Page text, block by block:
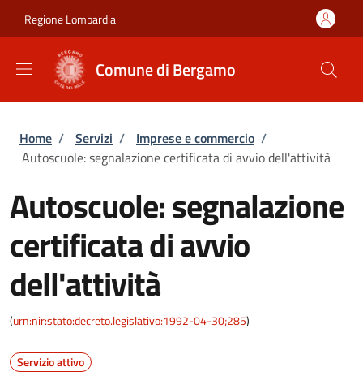
Regione Lombardia
Comune di Bergamo
Briciole di pane
Home / Servizi / Imprese e commercio /
Autoscuole: segnalazione certificata di avvio dell'attività
Autoscuole: segnalazione
certificata di avvio
dell'attività
(urn:nir:stato:decreto.legislativo:1992-04-30;285)
Servizio attivo